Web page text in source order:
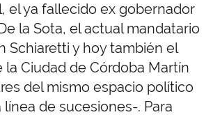
el ya fallecido ex gobernador
la Sota, el actual mandatario
Schiaretti y hoy también el
Ciudad de Córdoba Martín
del mismo espacio político
de sucesiones-. Para